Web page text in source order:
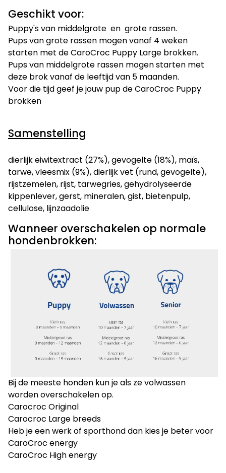
Geschikt voor:
Puppy's van middelgrote en grote rassen.
Pups van grote rassen mogen vanaf 4 weken
starten met de CaroCroc Puppy Large brokken.
Pups van middelgrote rassen mogen starten met
deze brok vanaf de leeftijd van 5 maanden.
Voor die tijd geef je jouw pup de CaroCroc Puppy
brokken
Samenstelling
dierlijk eiwitextract (27%), gevogelte (18%), maïs,
tarwe, vleesmix (9%), dierlijk vet (rund, gevogelte),
rijstzemelen, rijst, tarwegries, gehydrolyseerde
kippenlever, gerst, mineralen, gist, bietenpulp,
cellulose, lijnzaadolie
Wanneer overschakelen op normale
hondenbrokken:
Bij de meeste honden kun je als ze volwassen
worden overschakelen op.
Carocroc Original
Carocroc Large breeds
Heb je een werk of sporthond dan kies je beter voor
CaroCroc energy
CaroCroc High energy